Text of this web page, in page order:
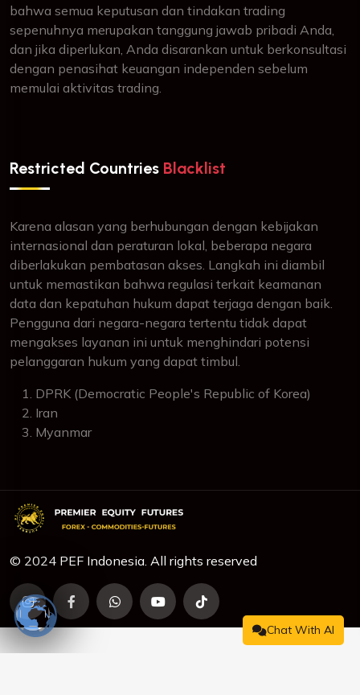
Chat With AI
bahwa semua keputusan dan tindakan trading
sepenuhnya merupakan tanggung jawab pribadi Anda,
dan jika diperlukan, Anda disarankan untuk berkonsultasi
dengan penasihat keuangan independen sebelum
memulai aktivitas trading.
Restricted Countries Blacklist
Karena alasan yang berhubungan dengan kebijakan
internasional dan peraturan lokal, beberapa negara
diberlakukan pembatasan akses. Langkah ini diambil
untuk memastikan bahwa regulasi terkait keamanan
data dan kepatuhan hukum dapat terjaga dengan baik.
Pengguna dari negara-negara tertentu tidak dapat
mengakses layanan ini untuk menghindari potensi
pelanggaran hukum yang dapat timbul.
DPRK (Democratic People's Republic of Korea)
Iran
Myanmar
© 2024 PEF Indonesia. All rights reserved